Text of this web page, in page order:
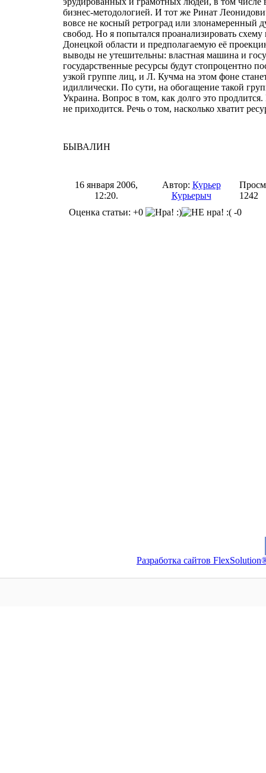
бизнес-методологией. И тот же Ринат
вовсе не косный ретроград или злонамеренный
свобод. Но я попытался проанализировать схему
Донецкой области и предполагаемую её
выводы не утешительны: властная машина и
государственные ресурсы будут стопроцентно
узкой группе лиц, и Л. Кучма на этом фоне
идиллически. По сути, на обогащение такой
Украина. Вопрос в том, как долго это
не приходится. Речь о том, насколько хватит
БЫВАЛИН
16 января 2006,
12:20.
Автор: Курьер
Курьерыч
1242
Оценка статьи: +0
-0
Разработка сайтов